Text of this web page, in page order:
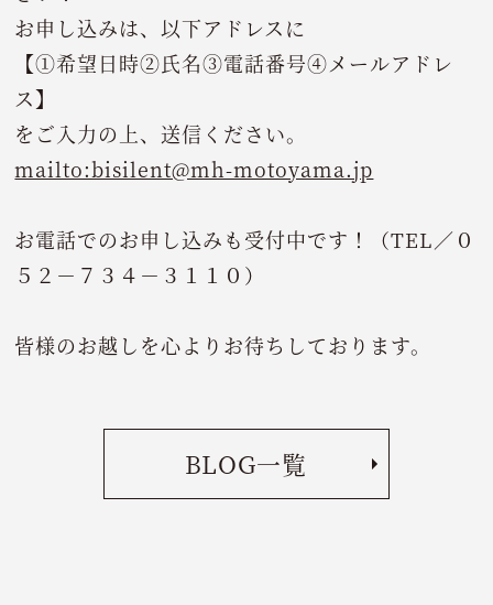
お申し込みは、以下アドレスに
【①希望日時②氏名③電話番号④メールアドレ
ス】
をご入力の上、送信ください。
mailto:bisilent@mh-motoyama.jp
お電話でのお申し込みも受付中です！（TEL／０
５２－７３４－３１１０）
皆様のお越しを心よりお待ちしております。
BLOG一覧